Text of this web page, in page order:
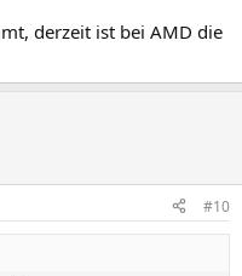
derzeit ist bei AMD die
#10